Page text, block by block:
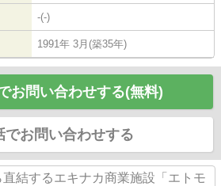
-(-)
1991年 3月(築35年)
お問い合わせする(無料)
でお問い合わせする
結するエキナカ商業施設「エトモ